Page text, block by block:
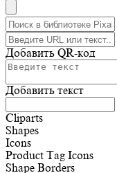
Добавить QR-код
Добавить текст
Cliparts
Shapes
Icons
Product Tag Icons
Shape Borders